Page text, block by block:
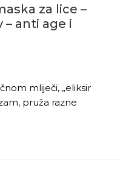
za lice –
anti age i
mliječi, „eliksir
pruža razne